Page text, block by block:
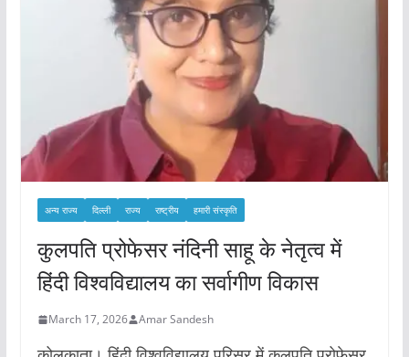
अन्य राज्य दिल्ली राज्य राष्ट्रीय हमारी संस्कृति
कुलपति प्रोफेसर नंदिनी साहू के नेतृत्व में
हिंदी विश्वविद्यालय का सर्वागीण विकास
March 17, 2026 Amar Sandesh